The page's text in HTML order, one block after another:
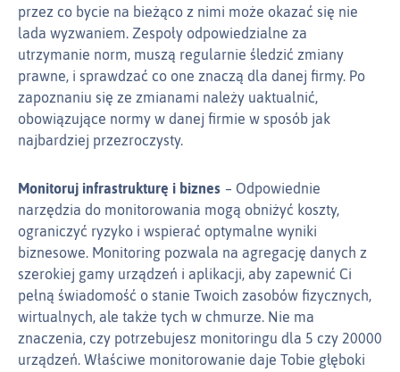
przez co bycie na bieżąco z nimi może okazać się nie
lada wyzwaniem. Zespoły odpowiedzialne za
utrzymanie norm, muszą regularnie śledzić zmiany
prawne, i sprawdzać co one znaczą dla danej firmy. Po
zapoznaniu się ze zmianami należy uaktualnić,
obowiązujące normy w danej firmie w sposób jak
najbardziej przezroczysty.
Monitoruj infrastrukturę i biznes
Odpowiednie
narzędzia do monitorowania mogą obniżyć koszty,
ograniczyć ryzyko i wspierać optymalne wyniki
biznesowe. Monitoring pozwala na agregację danych z
szerokiej gamy urządzeń i aplikacji, aby zapewnić Ci
pełną świadomość o stanie Twoich zasobów fizycznych,
wirtualnych, ale także tych w chmurze. Nie ma
znaczenia, czy potrzebujesz monitoringu dla 5 czy 20000
urządzeń. Właściwe monitorowanie daje Tobie głęboki